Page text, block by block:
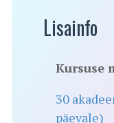
Lisainfo
Kursuse
30
päevale)